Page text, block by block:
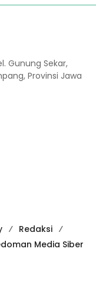
Gunung Sekar,
Provinsi Jawa
Redaksi
Media Siber